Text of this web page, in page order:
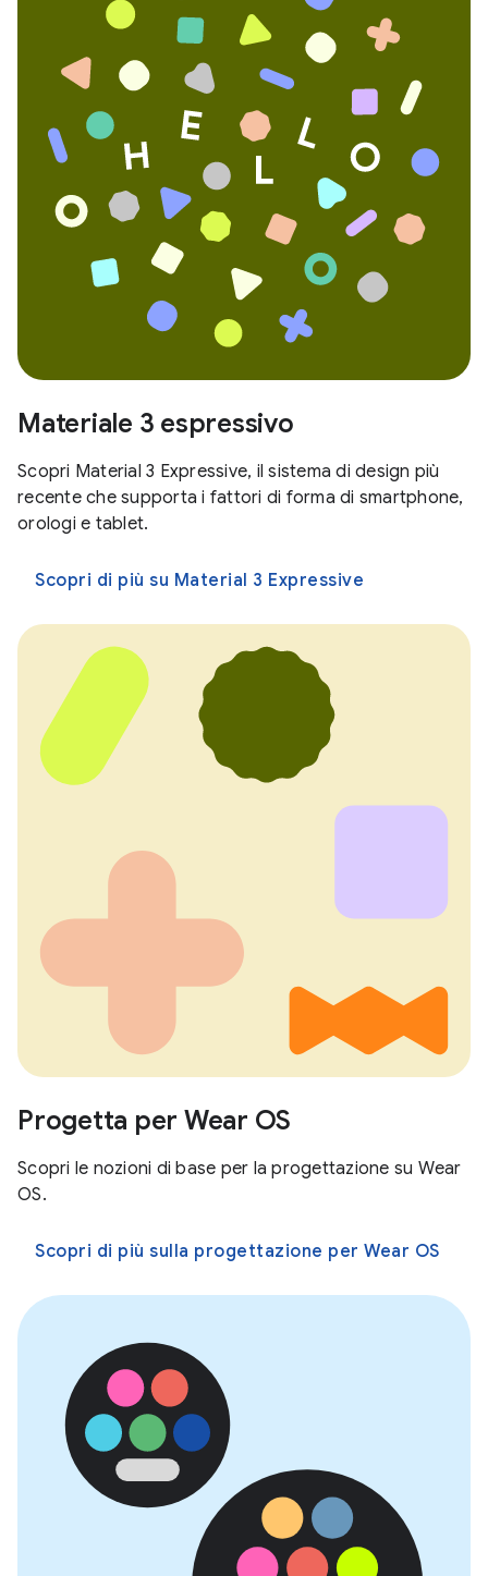
Materiale 3 espressivo
Scopri Material 3 Expressive, il sistema di design più
recente che supporta i fattori di forma di smartphone,
orologi e tablet.
Scopri di più su Material 3 Expressive
Progetta per Wear OS
Scopri le nozioni di base per la progettazione su Wear
OS.
Scopri di più sulla progettazione per Wear OS